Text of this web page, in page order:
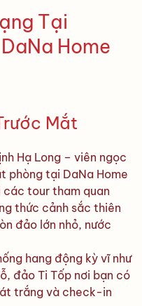
Tại
Home
Mắt
Hạ Long – viên ngọc
phòng tại DaNa Home
tour tham quan
thức cảnh sắc thiên
đảo lớn nhỏ, nước
hang động kỳ vĩ như
đảo Ti Tốp nơi bạn có
trắng và check-in